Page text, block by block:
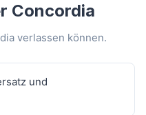
Concordia
verlassen können.
und